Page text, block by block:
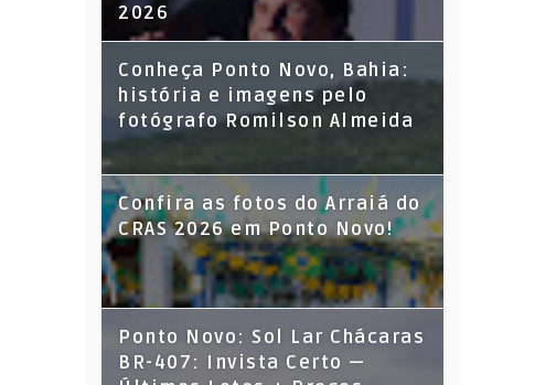
2026
Conheça Ponto Novo, Bahia:
história e imagens pelo
fotógrafo Romilson Almeida
Confira as fotos do Arraiá do
CRAS 2026 em Ponto Novo!
Ponto Novo: Sol Lar Chácaras
BR-407: Invista Certo —